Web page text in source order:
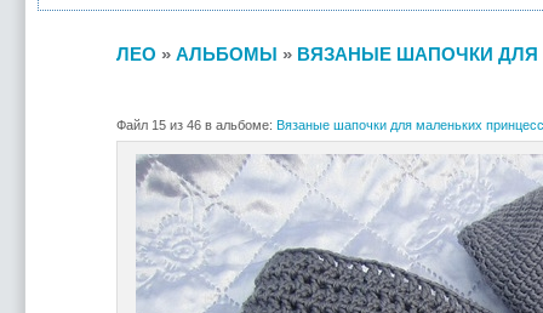
ЛЕО » АЛЬБОМЫ » ВЯЗАНЫЕ ШАПОЧКИ ДЛЯ
Файл 15 из 46 в альбоме: Вязаные шапочки для маленьких